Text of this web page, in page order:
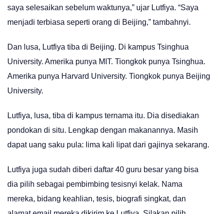
saya selesaikan sebelum waktunya,” ujar Lutfiya. “Saya
menjadi terbiasa seperti orang di Beijing,” tambahnyi.
Dan lusa, Lutfiya tiba di Beijing. Di kampus Tsinghua
University. Amerika punya MIT. Tiongkok punya Tsinghua.
Amerika punya Harvard University. Tiongkok punya Beijing
University.
Lutfiya, lusa, tiba di kampus ternama itu. Dia disediakan
pondokan di situ. Lengkap dengan makanannya. Masih
dapat uang saku pula: lima kali lipat dari gajinya sekarang.
Lutfiya juga sudah diberi daftar 40 guru besar yang bisa
dia pilih sebagai pembimbing tesisnyi kelak. Nama
mereka, bidang keahlian, tesis, biografi singkat, dan